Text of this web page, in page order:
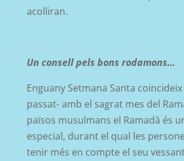
acolliran.
Un consell pels bons rodamons…
Enguany Setmana Santa coincideix
passat- amb el sagrat mes del
països musulmans el Ramadà és
especial, durant el qual les
tenir més en compte el seu